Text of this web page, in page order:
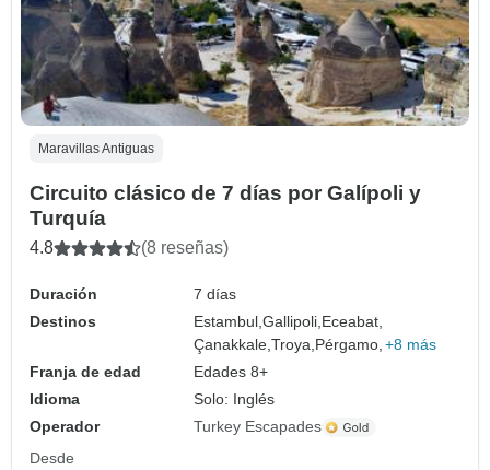
Maravillas Antiguas
Circuito clásico de 7 días por Galípoli y
Turquía
4.8 (8 reseñas)
Duración
7 días
Destinos
Estambul,Gallipoli,Eceabat,
Çanakkale,Troya,Pérgamo, +8 más
Franja de edad
Edades 8+
Idioma
Solo: Inglés
Operador
Turkey Escapades
Desde